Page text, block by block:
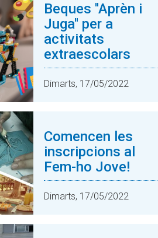
Beques ''Aprèn i
Juga'' per a
activitats
extraescolars
Dimarts, 17/05/2022
Comencen les
inscripcions al
Fem-ho Jove!
Dimarts, 17/05/2022